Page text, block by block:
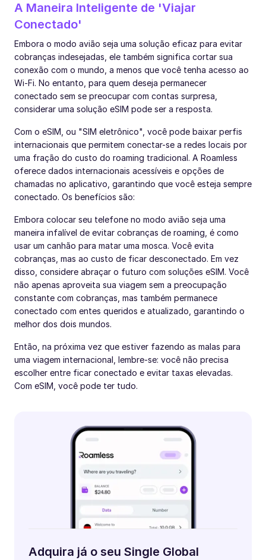
A Maneira Inteligente de 'Viajar
Conectado'
Embora o modo avião seja uma solução eficaz para evitar
cobranças indesejadas, ele também significa cortar sua
conexão com o mundo, a menos que você tenha acesso ao
Wi-Fi. No entanto, para quem deseja permanecer
conectado sem se preocupar com contas surpresa,
considerar uma solução eSIM pode ser a resposta.
Com o eSIM, ou "SIM eletrônico", você pode baixar perfis
internacionais que permitem conectar-se a redes locais por
uma fração do custo do roaming tradicional. A Roamless
oferece dados internacionais acessíveis e opções de
chamadas no aplicativo, garantindo que você esteja sempre
conectado. Os benefícios são:
Embora colocar seu telefone no modo avião seja uma
maneira infalível de evitar cobranças de roaming, é como
usar um canhão para matar uma mosca. Você evita
cobranças, mas ao custo de ficar desconectado. Em vez
disso, considere abraçar o futuro com soluções eSIM. Você
não apenas aproveita sua viagem sem a preocupação
constante com cobranças, mas também permanece
conectado com entes queridos e atualizado, garantindo o
melhor dos dois mundos.
Então, na próxima vez que estiver fazendo as malas para
uma viagem internacional, lembre-se: você não precisa
escolher entre ficar conectado e evitar taxas elevadas.
Com eSIM, você pode ter tudo.
Adquira já o seu Single Global